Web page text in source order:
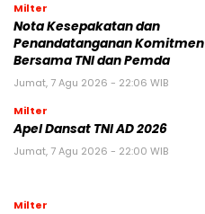
Milter
Nota Kesepakatan dan
Penandatanganan Komitmen
Bersama TNI dan Pemda
Jumat, 7 Agu 2026 - 22:06 WIB
Milter
Apel Dansat TNI AD 2026
Jumat, 7 Agu 2026 - 22:00 WIB
Milter